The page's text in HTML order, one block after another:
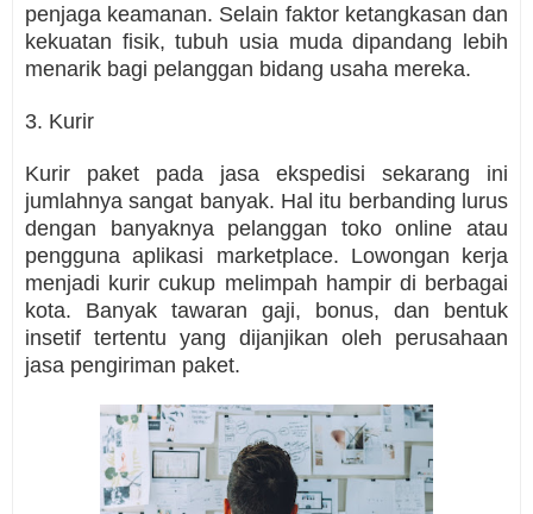
penjaga keamanan. Selain faktor ketangkasan dan
kekuatan fisik, tubuh usia muda dipandang lebih
menarik bagi pelanggan bidang usaha mereka.
3. Kurir
Kurir paket pada jasa ekspedisi sekarang ini
jumlahnya sangat banyak. Hal itu berbanding lurus
dengan banyaknya pelanggan toko online atau
pengguna aplikasi marketplace. Lowongan kerja
menjadi kurir cukup melimpah hampir di berbagai
kota. Banyak tawaran gaji, bonus, dan bentuk
insetif tertentu yang dijanjikan oleh perusahaan
jasa pengiriman paket.